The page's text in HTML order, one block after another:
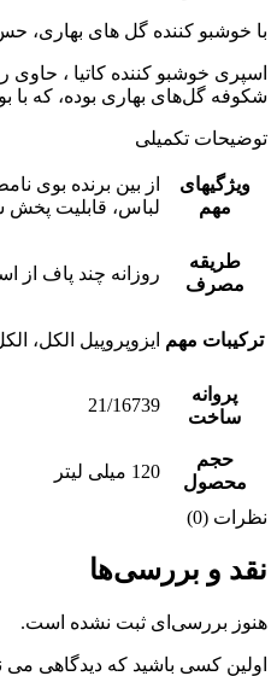
با خوشبو کننده گل های بهاری،
اسپری خوشبو کننده کاتیا ،
شکوفه گل‌های بهاری بوده، که با
توضیحات تکمیلی
ویژگیهای
مهم
از بین برنده بوی
لباس، قابلیت
طریقه
مصرف
روزانه چند پاف از
ترکیبات مهم ایزوپروپیل الکل،
پروانه
ساخت
21/16739
حجم
محصول
120 میلی لیتر
نظرات (0)
نقد و بررسی‌ها
هنوز بررسی‌ای ثبت نشده است.
اولین کسی باشید که دیدگاهی می